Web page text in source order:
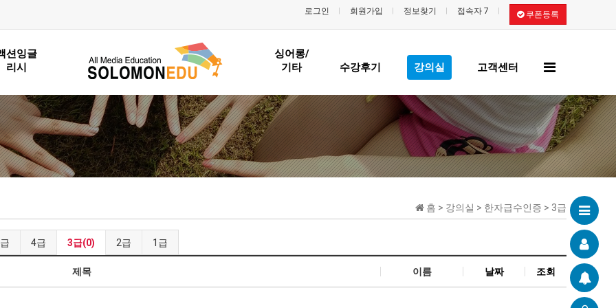
로그인 회원가입 정보찾기 접속자 7 쿠폰등록
션잉글
리시
싱어롱/
기타
수강후기 강의실 고객센터
전
메
뉴
홈 > 강의실 > 한자급수인증 > 3급
4급 3급(0) 2급 1급
제목 이름 날짜 조회